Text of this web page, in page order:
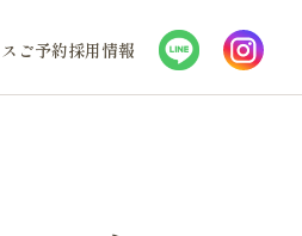
ご予約採用情報